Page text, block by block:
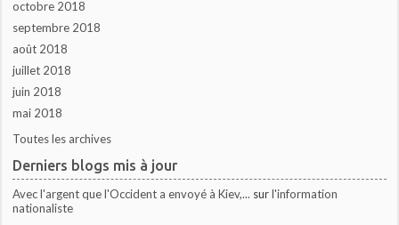
octobre 2018
septembre 2018
août 2018
juillet 2018
juin 2018
mai 2018
Toutes les archives
Derniers blogs mis à jour
Avec l'argent que l'Occident a envoyé à Kiev,... surl'information
nationaliste